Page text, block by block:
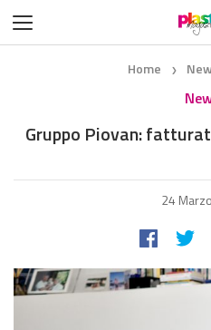
Home ❯
Gruppo Piovan:
24